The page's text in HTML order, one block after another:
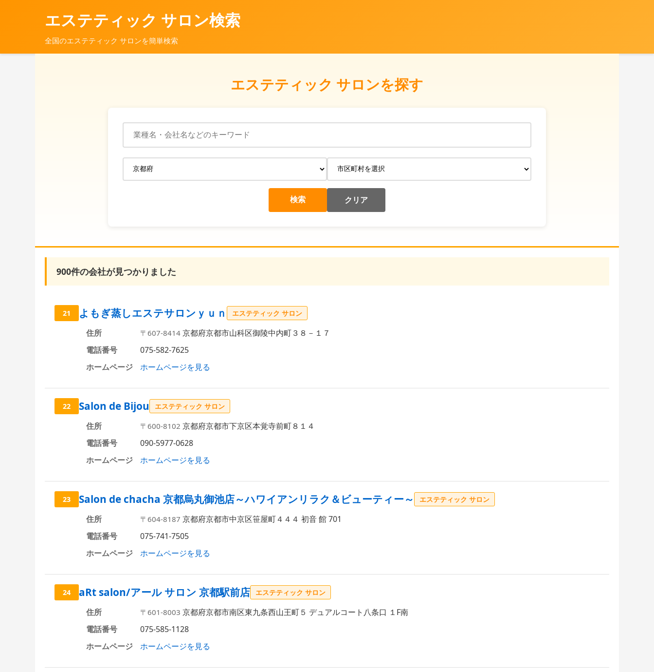
エステティック サロン検索
全国のエステティック サロンを簡単検索
エステティック サロンを探す
検索 クリア
900件の会社が見つかりました
21 よもぎ蒸しエステサロンｙｕｎ エステティック サロン
住所 〒607-8414 京都府京都市山科区御陵中内町３８－１７
電話番号
075-582-7625
ホームページ
ホームページを見る
22 Salon de Bijou エステティック サロン
住所 〒600-8102 京都府京都市下京区本覚寺前町８１４
電話番号
090-5977-0628
ホームページ
ホームページを見る
23 Salon de chacha 京都烏丸御池店～ハワイアンリラク＆ビューティー～ エステティック サロン
住所 〒604-8187 京都府京都市中京区笹屋町４４４ 初音 館 701
電話番号
075-741-7505
ホームページ
ホームページを見る
24 aRt salon/アール サロン 京都駅前店 エステティック サロン
住所 〒601-8003 京都府京都市南区東九条西山王町５ デュアルコート八条口 １F南
電話番号
075-585-1128
ホームページ
ホームページを見る